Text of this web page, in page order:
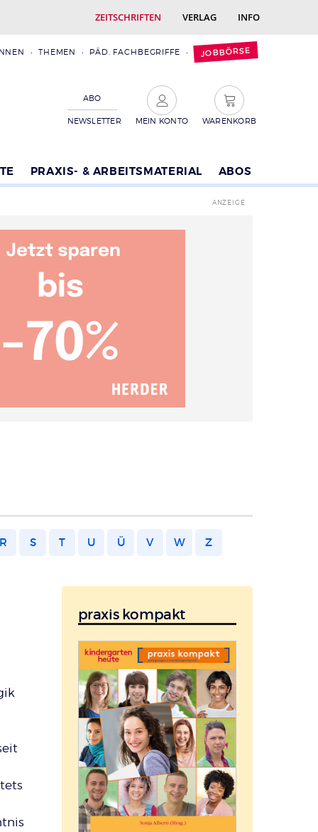
ZEITSCHRIFTEN VERLAG INFO
THEMEN PÄD. FACHBEGRIFFE JOBBÖRSE
ABO
NEWSLETTER MEIN KONTO WARENKORB
PRAXIS- & ARBEITSMATERIAL ABOS
R S T U Ü V W Z
praxis kompakt